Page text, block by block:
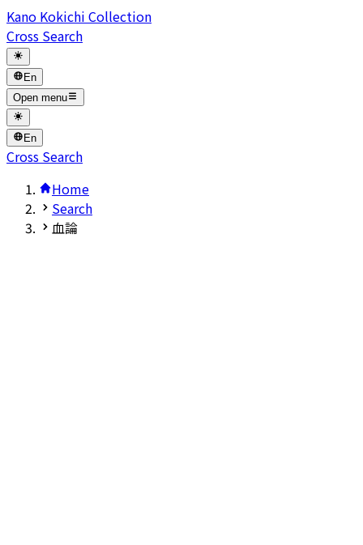
Kano Kokichi Collection
Cross Search
En
Open menu
En
Cross Search
Home
Search
血論